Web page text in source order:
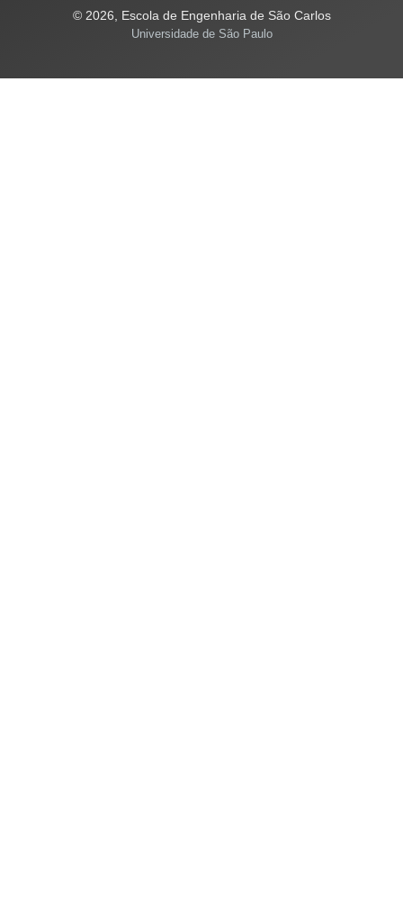
© 2026, Escola de Engenharia de São Carlos
Universidade de São Paulo